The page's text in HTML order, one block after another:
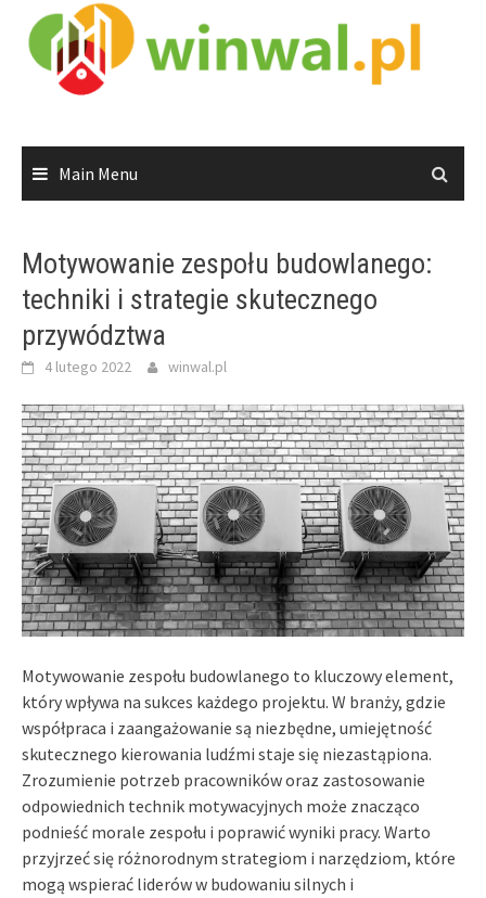
content
Main Menu
Motywowanie zespołu budowlanego:
techniki i strategie skutecznego
przywództwa
4 lutego 2022 winwal.pl
Motywowanie zespołu budowlanego to kluczowy element,
który wpływa na sukces każdego projektu. W branży, gdzie
współpraca i zaangażowanie są niezbędne, umiejętność
skutecznego kierowania ludźmi staje się niezastąpiona.
Zrozumienie potrzeb pracowników oraz zastosowanie
odpowiednich technik motywacyjnych może znacząco
podnieść morale zespołu i poprawić wyniki pracy. Warto
przyjrzeć się różnorodnym strategiom i narzędziom, które
mogą wspierać liderów w budowaniu silnych i